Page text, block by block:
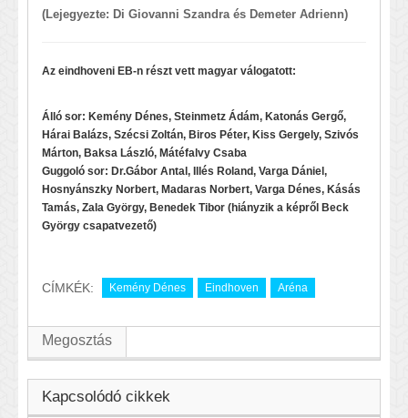
(Lejegyezte: Di Giovanni Szandra és Demeter Adrienn)
Az eindhoveni EB-n részt vett magyar válogatott:
Álló sor: Kemény Dénes, Steinmetz Ádám, Katonás Gergő,
Hárai Balázs, Szécsi Zoltán, Biros Péter, Kiss Gergely, Szivós
Márton, Baksa László, Mátéfalvy Csaba
Guggoló sor: Dr.Gábor Antal, Illés Roland, Varga Dániel,
Hosnyánszky Norbert, Madaras Norbert, Varga Dénes, Kásás
Tamás, Zala György, Benedek Tibor (hiányzik a képről Beck
György csapatvezető)
CÍMKÉK: Kemény Dénes Eindhoven Aréna
Megosztás
Kapcsolódó cikkek